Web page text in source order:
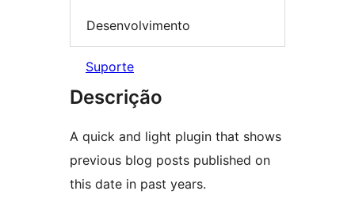
Desenvolvimento
Suporte
Descrição
A quick and light plugin that shows
previous blog posts published on
this date in past years.